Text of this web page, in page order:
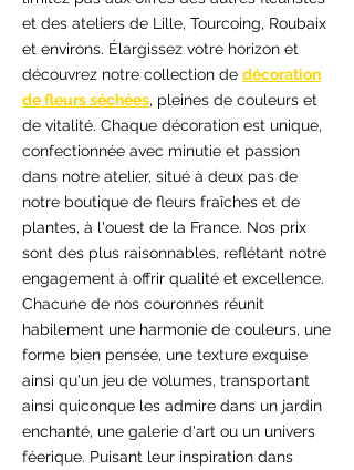
et des ateliers de Lille, Tourcoing, Roubaix
et environs. Élargissez votre horizon et
découvrez notre collection de décoration
de fleurs séchées, pleines de couleurs et
de vitalité. Chaque décoration est unique,
confectionnée avec minutie et passion
dans notre atelier, situé à deux pas de
notre boutique de fleurs fraîches et de
plantes, à l'ouest de la France. Nos prix
sont des plus raisonnables, reflétant notre
engagement à offrir qualité et excellence.
Chacune de nos couronnes réunit
habilement une harmonie de couleurs, une
forme bien pensée, une texture exquise
ainsi qu'un jeu de volumes, transportant
ainsi quiconque les admire dans un jardin
enchanté, une galerie d'art ou un univers
féerique. Puisant leur inspiration dans